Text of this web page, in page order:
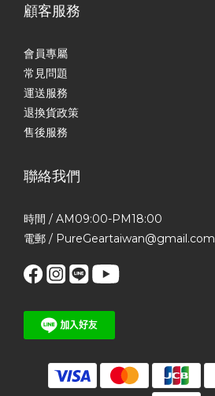
顧客服務
會員專屬
常見問題
運送服務
退換貨政策
售後服務
聯絡我們
時間 / AM09:00-PM18:00
電郵 / PureGeartaiwan@gmail.com